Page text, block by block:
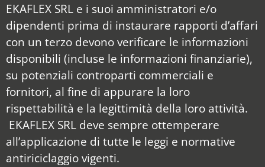
EKAFLEX SRL e i suoi amministratori e/o
dipendenti prima di instaurare rapporti d’affari
con un terzo devono verificare le informazioni
disponibili (incluse le informazioni finanziarie),
su potenziali controparti commerciali e
fornitori, al fine di appurare la loro
rispettabilità e la legittimità della loro attività.
EKAFLEX SRL deve sempre ottemperare
all’applicazione di tutte le leggi e normative
antiriciclaggio vigenti.